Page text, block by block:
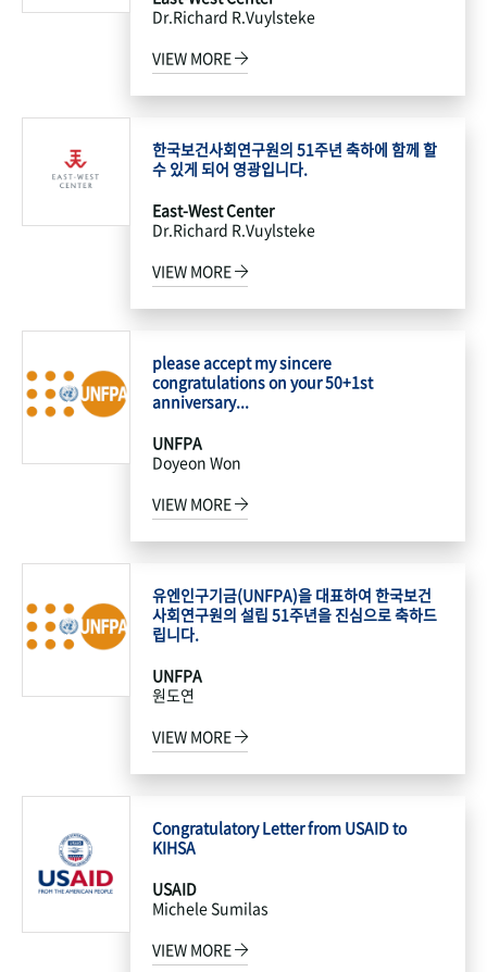
Dr.Richard R.Vuylsteke
VIEW MORE
한국보건사회연구원의 51주년 축하에 함께 할
수 있게 되어 영광입니다.
East-West Center
Dr.Richard R.Vuylsteke
VIEW MORE
please accept my sincere
congratulations on your 50+1st
anniversary...
UNFPA
Doyeon Won
VIEW MORE
유엔인구기금(UNFPA)을 대표하여 한국보건
사회연구원의 설립 51주년을 진심으로 축하드
립니다.
UNFPA
원도연
VIEW MORE
Congratulatory Letter from USAID to
KIHSA
USAID
Michele Sumilas
VIEW MORE